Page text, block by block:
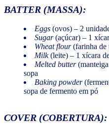
BATTER (MASSA):
Eggs (ovos) – 2
Sugar(açúcar) – 1
Wheat flour(farinha de
Milk(leite) – 1 xícara
Melted butter
sopa
Baking powder
sopa de fermento em pó
COVER (COBERTURA):